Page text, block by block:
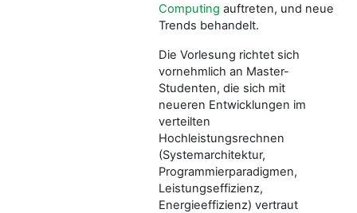
Computing auftreten, und neue
Trends behandelt.
Die Vorlesung richtet sich
vornehmlich an Master-
Studenten, die sich mit
neueren Entwicklungen im
verteilten
Hochleistungsrechnen
(Systemarchitektur,
Programmierparadigmen,
Leistungseffizienz,
Energieeffizienz) vertraut